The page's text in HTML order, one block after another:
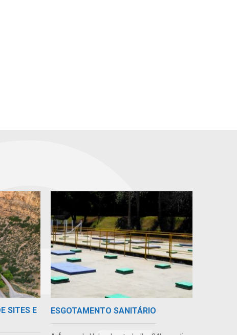
SITES E
ESGOTAMENTO SANITÁRIO